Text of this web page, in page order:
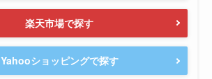
楽天市場で探す
Yahooショッピングで探す